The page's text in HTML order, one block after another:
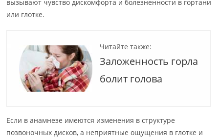
вызывают чувство дискомфорта и болезненности в гортани
или глотке.
Читайте также:
Заложенность горла
болит голова
Если в анамнезе имеются изменения в структуре
позвоночных дисков, а неприятные ощущения в глотке и